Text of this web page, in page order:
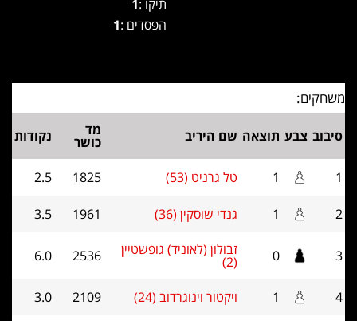
תיקו :1
הפסדים :1
משחקים:
סיבוב צבע תוצאה שם היריב מד
כושר נקודות
1
1 טל גרניט (53) 1825
2.5
2
1 גנדי שוסקין (36) 1961
3.5
3
0 זבולון (לאוניד) גופשטיין
(2)
2536
6.0
4
1 ויקטור וינוגרדוב (24) 2109
3.0